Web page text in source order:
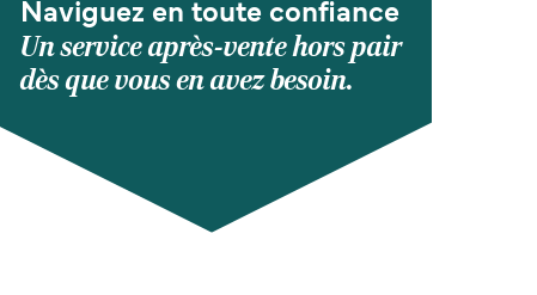
Naviguez en toute confiance
Un service après-vente hors pair
dès que vous en avez besoin.